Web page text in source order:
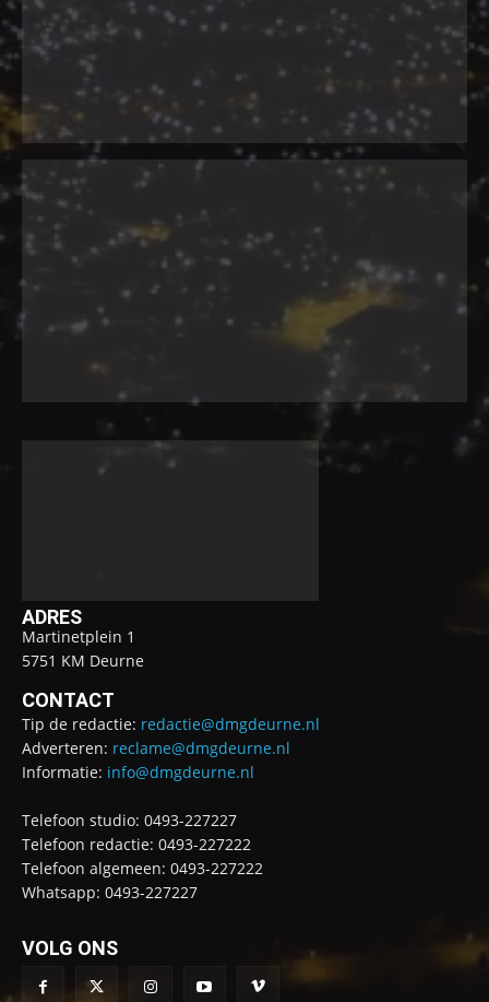
ADRES
Martinetplein 1
5751 KM Deurne
CONTACT
Tip de redactie: redactie@dmgdeurne.nl
Adverteren: reclame@dmgdeurne.nl
Informatie: info@dmgdeurne.nl
Telefoon studio: 0493-227227
Telefoon redactie: 0493-227222
Telefoon algemeen: 0493-227222
Whatsapp: 0493-227227
VOLG ONS